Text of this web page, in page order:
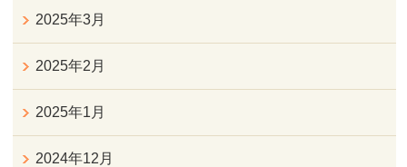
2025年3月
2025年2月
2025年1月
2024年12月